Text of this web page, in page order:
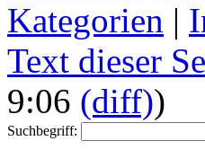
Kategorien |
Text dieser
9:06 (diff))
Suchbegriff: